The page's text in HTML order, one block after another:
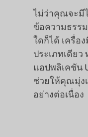
ไม่ว่าคุณจะมี
ข้อความธรร
ใดก็ได้ เครื่อ
ประเภทเดีย
แอปพลิเคชัน
ช่วยให้คุณมุ่ง
อย่างต่อเนื่อง